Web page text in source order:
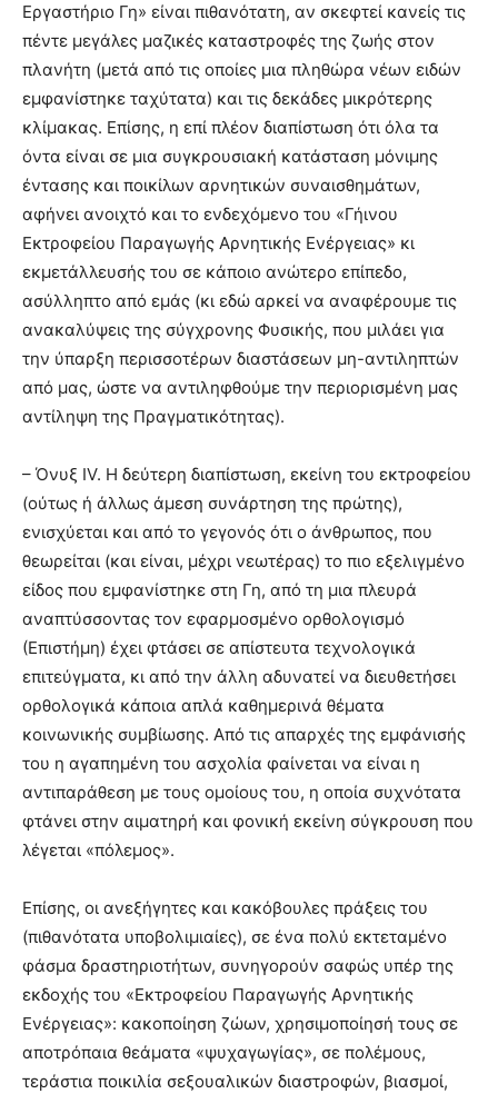
Εργαστήριο Γη» είναι πιθανότατη, αν σκεφτεί κανείς τις
πέντε μεγάλες μαζικές καταστροφές της ζωής στον
πλανήτη (μετά από τις οποίες μια πληθώρα νέων ειδών
εμφανίστηκε ταχύτατα) και τις δεκάδες μικρότερης
κλίμακας. Επίσης, η επί πλέον διαπίστωση ότι όλα τα
όντα είναι σε μια συγκρουσιακή κατάσταση μόνιμης
έντασης και ποικίλων αρνητικών συναισθημάτων,
αφήνει ανοιχτό και το ενδεχόμενο του «Γήινου
Εκτροφείου Παραγωγής Αρνητικής Ενέργειας» κι
εκμετάλλευσής του σε κάποιο ανώτερο επίπεδο,
ασύλληπτο από εμάς (κι εδώ αρκεί να αναφέρουμε τις
ανακαλύψεις της σύγχρονης Φυσικής, που μιλάει για
την ύπαρξη περισσοτέρων διαστάσεων μη-αντιληπτών
από μας, ώστε να αντιληφθούμε την περιορισμένη μας
αντίληψη της Πραγματικότητας).
– Όνυξ IV. Η δεύτερη διαπίστωση, εκείνη του εκτροφείου
(ούτως ή άλλως άμεση συνάρτηση της πρώτης),
ενισχύεται και από το γεγονός ότι ο άνθρωπος, που
θεωρείται (και είναι, μέχρι νεωτέρας) το πιο εξελιγμένο
είδος που εμφανίστηκε στη Γη, από τη μια πλευρά
αναπτύσσοντας τον εφαρμοσμένο ορθολογισμό
(Επιστήμη) έχει φτάσει σε απίστευτα τεχνολογικά
επιτεύγματα, κι από την άλλη αδυνατεί να διευθετήσει
ορθολογικά κάποια απλά καθημερινά θέματα
κοινωνικής συμβίωσης. Από τις απαρχές της εμφάνισής
του η αγαπημένη του ασχολία φαίνεται να είναι η
αντιπαράθεση με τους ομοίους του, η οποία συχνότατα
φτάνει στην αιματηρή και φονική εκείνη σύγκρουση που
λέγεται «πόλεμος».
Επίσης, οι ανεξήγητες και κακόβουλες πράξεις του
(πιθανότατα υποβολιμιαίες), σε ένα πολύ εκτεταμένο
φάσμα δραστηριοτήτων, συνηγορούν σαφώς υπέρ της
εκδοχής του «Εκτροφείου Παραγωγής Αρνητικής
Ενέργειας»: κακοποίηση ζώων, χρησιμοποίησή τους σε
αποτρόπαια θεάματα «ψυχαγωγίας», σε πολέμους,
τεράστια ποικιλία σεξουαλικών διαστροφών, βιασμοί,